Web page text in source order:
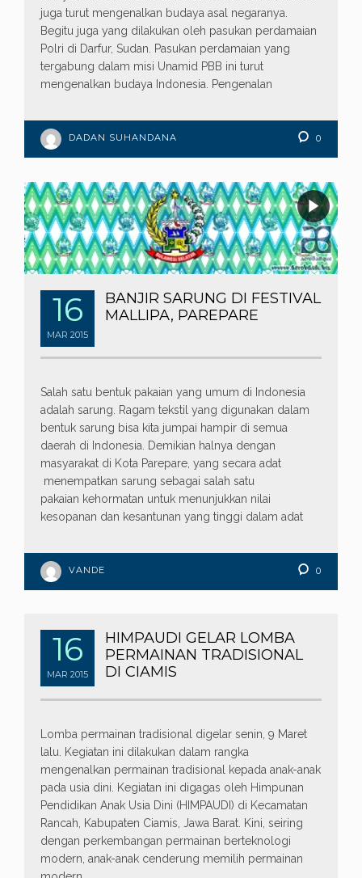
juga turut mengenalkan budaya asal negaranya.
Begitu juga yang dilakukan oleh pasukan perdamaian
Polri di Darfur, Sudan. Pasukan perdamaian yang
tergabung dalam misi Unamid PBB ini turut
mengenalkan budaya Indonesia. Pengenalan
DADAN SUHANDANA 0
16
MAR 2015
BANJIR SARUNG DI FESTIVAL
MALLIPA, PAREPARE
Salah satu bentuk pakaian yang umum di Indonesia
adalah sarung. Ragam tekstil yang digunakan dalam
bentuk sarung bisa kita jumpai hampir di semua
daerah di Indonesia. Demikian halnya dengan
masyarakat di Kota Parepare, yang secara adat
menempatkan sarung sebagai salah satu
pakaian kehormatan untuk menunjukkan nilai
kesopanan dan kesantunan yang tinggi dalam adat
VANDE 0
16
MAR 2015
HIMPAUDI GELAR LOMBA
PERMAINAN TRADISIONAL
DI CIAMIS
Lomba permainan tradisional digelar senin, 9 Maret
lalu. Kegiatan ini dilakukan dalam rangka
mengenalkan permainan tradisional kepada anak-anak
pada usia dini. Kegiatan ini digagas oleh Himpunan
Pendidikan Anak Usia Dini (HIMPAUDI) di Kecamatan
Rancah, Kabupaten Ciamis, Jawa Barat. Kini, seiring
dengan perkembangan permainan berteknologi
modern, anak-anak cenderung memilih permainan